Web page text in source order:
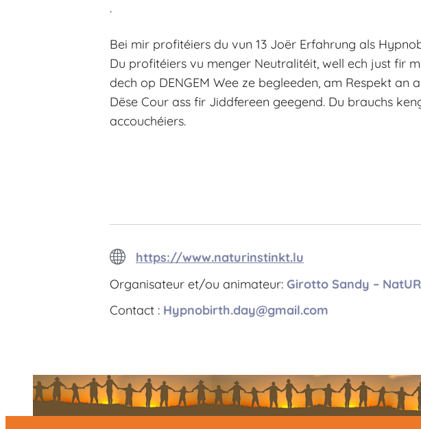
.
Bei mir profitéiers du vun 13 Joër Erfahrung als
Du profitéiers vu menger Neutralitéit, well ech just fir
dech op DENGEM Wee ze begleeden, am Respekt
Dëse Cour ass fir Jiddfereen geegend. Du brauchs
accouchéiers.
https://www.naturinstinkt.lu
Organisateur et/ou animateur: Girotto Sandy –
Contact : Hypnobirth.day@gmail.com